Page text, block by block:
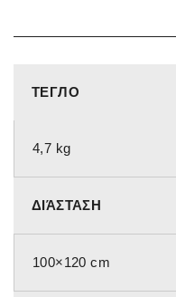
ТЕГЛО
4,7 kg
ΔΙΆΣΤΑΣΗ
100×120 cm